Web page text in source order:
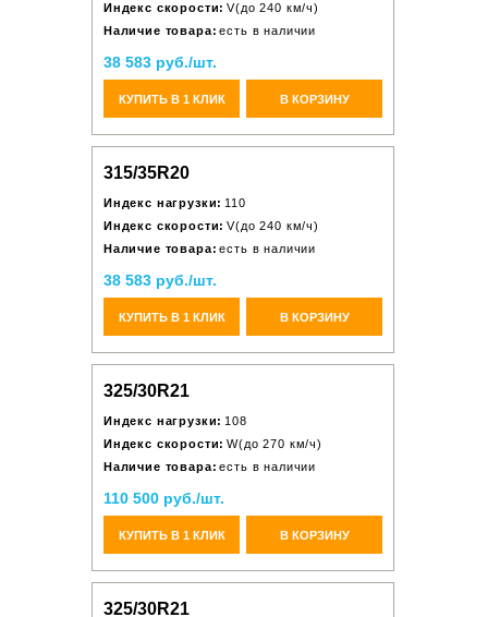
Индекс скорости: V(до 240 км/ч)
Наличие товара: есть в наличии
38 583 руб./шт.
КУПИТЬ В 1 КЛИК В КОРЗИНУ
315/35R20
Индекс нагрузки: 110
Индекс скорости: V(до 240 км/ч)
Наличие товара: есть в наличии
38 583 руб./шт.
КУПИТЬ В 1 КЛИК В КОРЗИНУ
325/30R21
Индекс нагрузки: 108
Индекс скорости: W(до 270 км/ч)
Наличие товара: есть в наличии
110 500 руб./шт.
КУПИТЬ В 1 КЛИК В КОРЗИНУ
325/30R21